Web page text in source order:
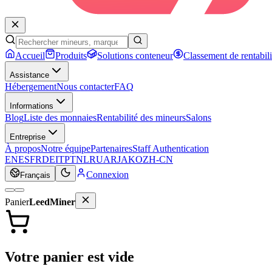
Accueil Produits Solutions conteneur Classement de
Assistance
HébergementNous contacterFAQ
Informations
BlogListe des monnaiesRentabilité des mineursSalons
Entreprise
À proposNotre équipePartenairesStaff Authentication
ENESFRDEITPTNLRUARJAKOZH-CN
Français Connexion
PanierLeedMiner
Votre panier est vide